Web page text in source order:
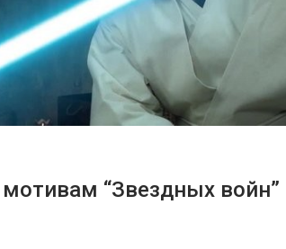
“Звездных войн”